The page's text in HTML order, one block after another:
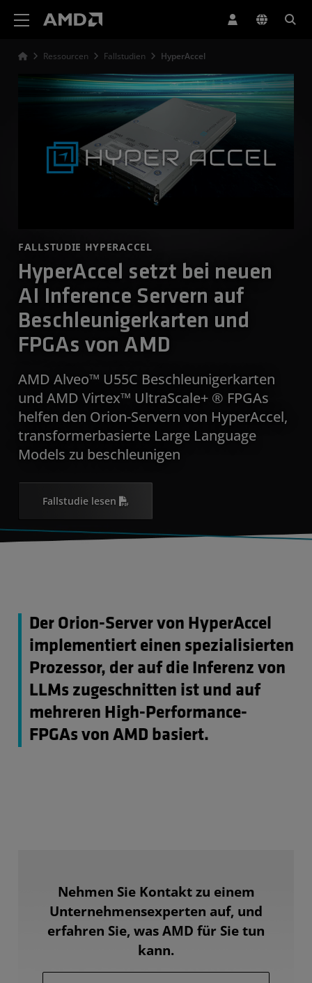
Ressourcen Fallstudien HyperAccel
FALLSTUDIE HYPERACCEL
HyperAccel setzt bei neuen
AI Inference Servern auf
Beschleunigerkarten und
FPGAs von AMD
AMD Alveo™ U55C Beschleunigerkarten
und AMD Virtex™ UltraScale+ ® FPGAs
helfen den Orion-Servern von HyperAccel,
transformerbasierte Large Language
Models zu beschleunigen
Fallstudie lesen
Der Orion-Server von HyperAccel
implementiert einen spezialisierten
Prozessor, der auf die Inferenz von
LLMs zugeschnitten ist und auf
mehreren High-Performance-
FPGAs von AMD basiert.
Nehmen Sie Kontakt zu einem
Unternehmensexperten auf, und
erfahren Sie, was AMD für Sie tun
kann.